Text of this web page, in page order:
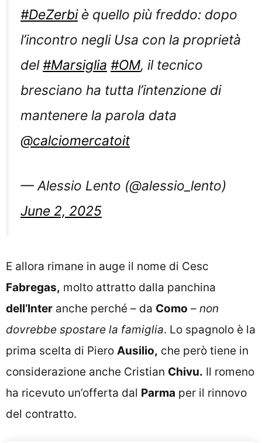
#DeZerbiè quello più freddo: dopo
l’incontro negli Usa con la proprietà
del#Marsiglia #OM, il tecnico
bresciano ha tutta l’intenzione di
mantenere la parola data
@calciomercatoit
— Alessio Lento (@alessio_lento)
June 2, 2025
E allora rimane in auge il nome di Cesc
Fabregas, molto attratto dalla panchina
dell’Inter anche perché – da Como – non
dovrebbe spostare la famiglia. Lo spagnolo è la
prima scelta di Piero Ausilio, che però tiene in
considerazione anche Cristian Chivu. Il romeno
ha ricevuto un’offerta dal Parma per il rinnovo
del contratto.